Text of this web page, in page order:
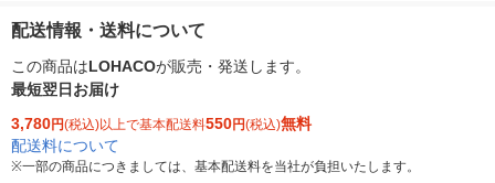
配送情報・送料について
この商品はLOHACOが販売・発送します。
最短翌日お届け
3,780円(税込)以上で基本配送料550円(税込)無料
配送料について
※一部の商品につきましては、基本配送料を当社が負担いたします。